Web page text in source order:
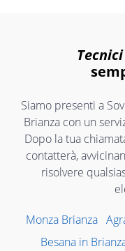
Siamo presenti a
Brianza con un
Dopo la tua
contatterà,
risolvere
Monza Brianza
Besana in